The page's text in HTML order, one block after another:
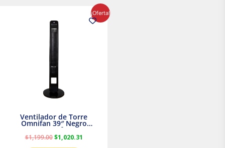
¡Oferta!
Ventilador de Torre
Omnifan 39″ Negro
Masterfan
$1,199.00
original
era:
$1,020.31
precio
actual